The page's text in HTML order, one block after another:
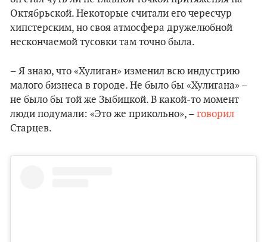
Октябрьской. Некоторые считали его чересчур
хипстерским, но своя атмосфера дружелюбной
нескончаемой тусовки там точно была.
– Я знаю, что «Хулиган» изменил всю индустрию
малого бизнеса в городе. Не было бы «Хулигана» –
не было бы той же Зыбицкой. В какой-то момент
люди подумали: «Это же прикольно», – говорил
Старцев.